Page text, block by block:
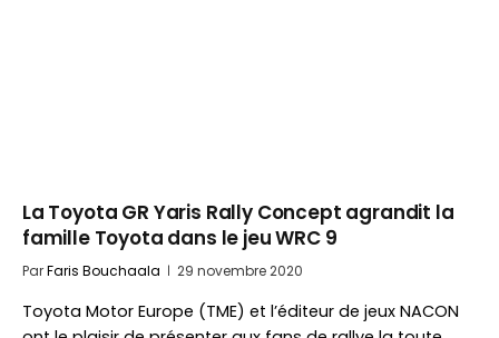
La Toyota GR Yaris Rally Concept agrandit la
famille Toyota dans le jeu WRC 9
ParFaris Bouchaala 29 novembre 2020
Toyota Motor Europe (TME) et l’éditeur de jeux NACON